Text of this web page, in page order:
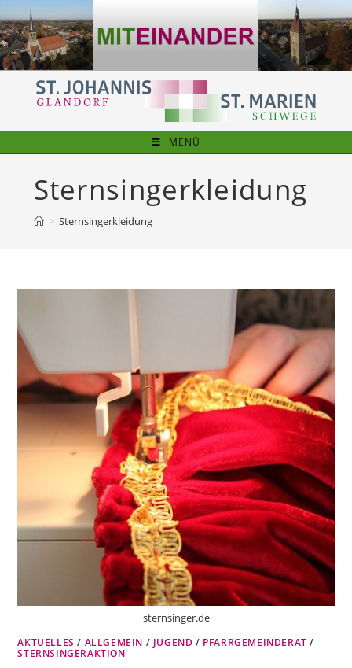
Inhalt
springen
MENÜ
Sternsingerkleidung
> Sternsingerkleidung
sternsinger.de
AKTUELLES / ALLGEMEIN / JUGEND / PFARRGEMEINDERAT /
STERNSINGERAKTION